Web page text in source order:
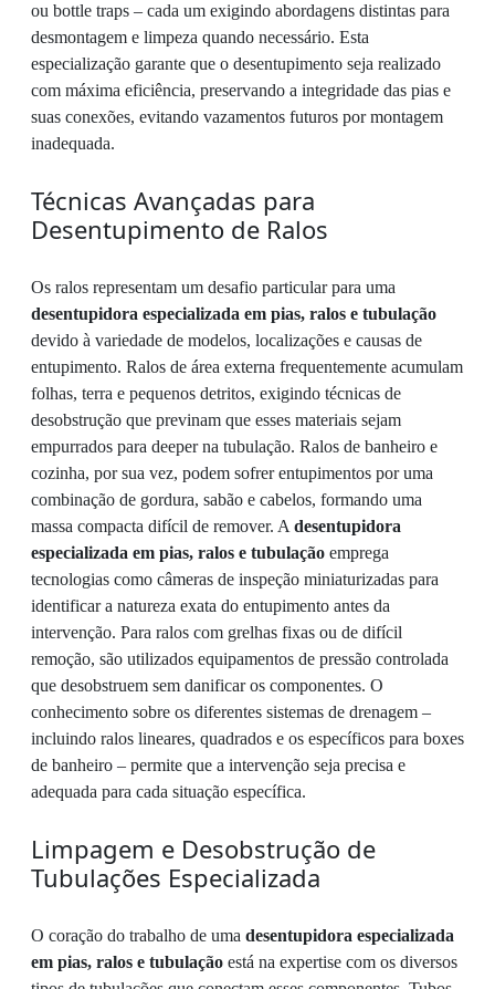
ou bottle traps – cada um exigindo abordagens distintas para
desmontagem e limpeza quando necessário. Esta
especialização garante que o desentupimento seja realizado
com máxima eficiência, preservando a integridade das pias e
suas conexões, evitando vazamentos futuros por montagem
inadequada.
Técnicas Avançadas para
Desentupimento de Ralos
Os ralos representam um desafio particular para uma
desentupidora especializada em pias, ralos e tubulação
devido à variedade de modelos, localizações e causas de
entupimento. Ralos de área externa frequentemente acumulam
folhas, terra e pequenos detritos, exigindo técnicas de
desobstrução que previnam que esses materiais sejam
empurrados para deeper na tubulação. Ralos de banheiro e
cozinha, por sua vez, podem sofrer entupimentos por uma
combinação de gordura, sabão e cabelos, formando uma
massa compacta difícil de remover. A desentupidora
especializada em pias, ralos e tubulação emprega
tecnologias como câmeras de inspeção miniaturizadas para
identificar a natureza exata do entupimento antes da
intervenção. Para ralos com grelhas fixas ou de difícil
remoção, são utilizados equipamentos de pressão controlada
que desobstruem sem danificar os componentes. O
conhecimento sobre os diferentes sistemas de drenagem –
incluindo ralos lineares, quadrados e os específicos para boxes
de banheiro – permite que a intervenção seja precisa e
adequada para cada situação específica.
Limpagem e Desobstrução de
Tubulações Especializada
O coração do trabalho de uma desentupidora especializada
em pias, ralos e tubulação está na expertise com os diversos